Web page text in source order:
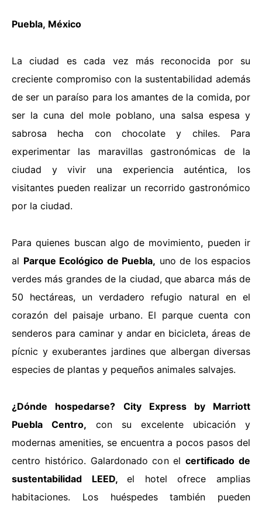
Puebla, México
La ciudad es cada vez más reconocida por su
creciente compromiso con la sustentabilidad además
de ser un paraíso para los amantes de la comida, por
ser la cuna del mole poblano, una salsa espesa y
sabrosa hecha con chocolate y chiles. Para
experimentar las maravillas gastronómicas de la
ciudad y vivir una experiencia auténtica, los
visitantes pueden realizar un recorrido gastronómico
por la ciudad.
Para quienes buscan algo de movimiento, pueden ir
al Parque Ecológico de Puebla, uno de los espacios
verdes más grandes de la ciudad, que abarca más de
50 hectáreas, un verdadero refugio natural en el
corazón del paisaje urbano. El parque cuenta con
senderos para caminar y andar en bicicleta, áreas de
pícnic y exuberantes jardines que albergan diversas
especies de plantas y pequeños animales salvajes.
¿Dónde hospedarse?
City Express by Marriott
Puebla Centro, con su excelente ubicación y
modernas amenities, se encuentra a pocos pasos del
centro histórico. Galardonado con elcertificado de
sustentabilidad LEED,el hotel ofrece amplias
habitaciones. Los huéspedes también pueden